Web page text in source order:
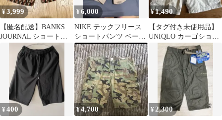
¥3,999
【匿名配送】BANKS
JOURNAL ショートパ
ンツ Mサイズ
¥6,000
NIKE テックフリース
ショートパンツ ベージ
ュ S
¥1,490
【タグ付き未使用品】
UNIQLO カーゴショー
トパンツ ベージュ Mサ
¥400 ¥4,700 ¥ 2,300